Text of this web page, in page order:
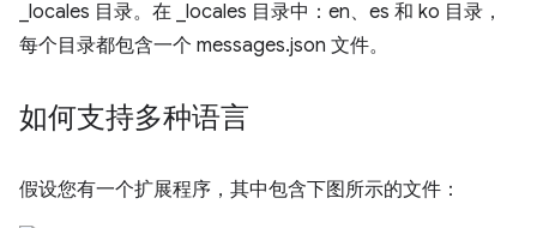
如何支持多种语言
假设您有一个扩展程序，其中包含下图所示的文件：